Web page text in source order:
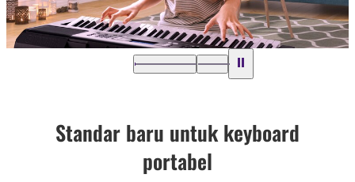
Standar baru untuk keyboard
portabel